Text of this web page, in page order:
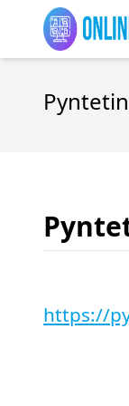
https://